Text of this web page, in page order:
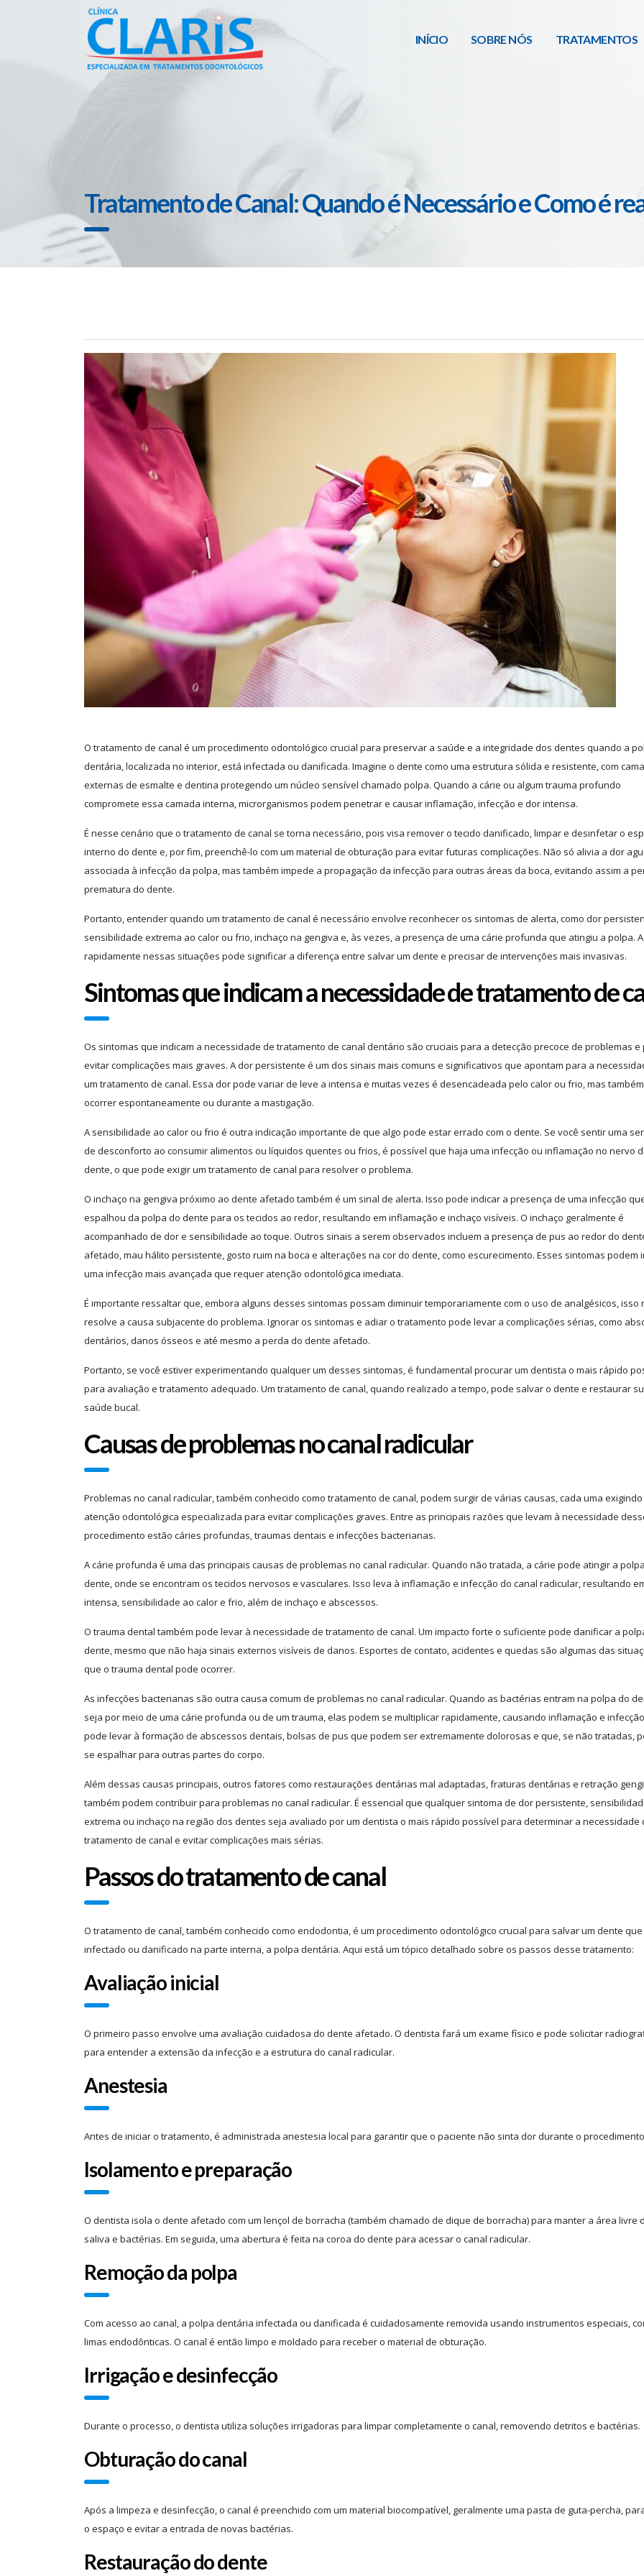
INÍCIO SOBRE NÓS TRATAMENTOS
Tratamento de Canal: Quando é Necessário e Como é
O tratamento de canal é um procedimento odontológico crucial para preservar a saúde e a integridade dos dentes quando a
dentária, localizada no interior, está infectada ou danificada. Imagine o dente como uma estrutura sólida e resistente, com
externas de esmalte e dentina protegendo um núcleo sensível chamado polpa. Quando a cárie ou algum trauma profundo
compromete essa camada interna, microrganismos podem penetrar e causar inflamação, infecção e dor intensa.
É nesse cenário que o tratamento de canal se torna necessário, pois visa remover o tecido danificado, limpar e desinfetar o
interno do dente e, por fim, preenchê-lo com um material de obturação para evitar futuras complicações. Não só alivia a dor
associada à infecção da polpa, mas também impede a propagação da infecção para outras áreas da boca, evitando assim a
prematura do dente.
Portanto, entender quando um tratamento de canal é necessário envolve reconhecer os sintomas de alerta, como dor
sensibilidade extrema ao calor ou frio, inchaço na gengiva e, às vezes, a presença de uma cárie profunda que atingiu a polpa.
rapidamente nessas situações pode significar a diferença entre salvar um dente e precisar de intervenções mais invasivas.
Sintomas que indicam a necessidade de tratamento de
Os sintomas que indicam a necessidade de tratamento de canal dentário são cruciais para a detecção precoce de problemas e
evitar complicações mais graves. A dor persistente é um dos sinais mais comuns e significativos que apontam para a
um tratamento de canal. Essa dor pode variar de leve a intensa e muitas vezes é desencadeada pelo calor ou frio, mas
ocorrer espontaneamente ou durante a mastigação.
A sensibilidade ao calor ou frio é outra indicação importante de que algo pode estar errado com o dente. Se você sentir uma
de desconforto ao consumir alimentos ou líquidos quentes ou frios, é possível que haja uma infecção ou inflamação no nervo
dente, o que pode exigir um tratamento de canal para resolver o problema.
O inchaço na gengiva próximo ao dente afetado também é um sinal de alerta. Isso pode indicar a presença de uma infecção
espalhou da polpa do dente para os tecidos ao redor, resultando em inflamação e inchaço visíveis. O inchaço geralmente é
acompanhado de dor e sensibilidade ao toque. Outros sinais a serem observados incluem a presença de pus ao redor do
afetado, mau hálito persistente, gosto ruim na boca e alterações na cor do dente, como escurecimento. Esses sintomas podem
uma infecção mais avançada que requer atenção odontológica imediata.
É importante ressaltar que, embora alguns desses sintomas possam diminuir temporariamente com o uso de analgésicos, isso
resolve a causa subjacente do problema. Ignorar os sintomas e adiar o tratamento pode levar a complicações sérias, como
dentários, danos ósseos e até mesmo a perda do dente afetado.
Portanto, se você estiver experimentando qualquer um desses sintomas, é fundamental procurar um dentista o mais rápido
para avaliação e tratamento adequado. Um tratamento de canal, quando realizado a tempo, pode salvar o dente e restaurar
saúde bucal.
Causas de problemas no canal radicular
Problemas no canal radicular, também conhecido como tratamento de canal, podem surgir de várias causas, cada uma exigindo
atenção odontológica especializada para evitar complicações graves. Entre as principais razões que levam à necessidade
procedimento estão cáries profundas, traumas dentais e infecções bacterianas.
A cárie profunda é uma das principais causas de problemas no canal radicular. Quando não tratada, a cárie pode atingir a
dente, onde se encontram os tecidos nervosos e vasculares. Isso leva à inflamação e infecção do canal radicular, resultando
intensa, sensibilidade ao calor e frio, além de inchaço e abscessos.
O trauma dental também pode levar à necessidade de tratamento de canal. Um impacto forte o suficiente pode danificar a
dente, mesmo que não haja sinais externos visíveis de danos. Esportes de contato, acidentes e quedas são algumas das
que o trauma dental pode ocorrer.
As infecções bacterianas são outra causa comum de problemas no canal radicular. Quando as bactérias entram na polpa do
seja por meio de uma cárie profunda ou de um trauma, elas podem se multiplicar rapidamente, causando inflamação e
pode levar à formação de abscessos dentais, bolsas de pus que podem ser extremamente dolorosas e que, se não tratadas,
se espalhar para outras partes do corpo.
Além dessas causas principais, outros fatores como restaurações dentárias mal adaptadas, fraturas dentárias e retração
também podem contribuir para problemas no canal radicular. É essencial que qualquer sintoma de dor persistente,
extrema ou inchaço na região dos dentes seja avaliado por um dentista o mais rápido possível para determinar a necessidade
tratamento de canal e evitar complicações mais sérias.
Passos do tratamento de canal
O tratamento de canal, também conhecido como endodontia, é um procedimento odontológico crucial para salvar um dente
infectado ou danificado na parte interna, a polpa dentária. Aqui está um tópico detalhado sobre os passos desse tratamento:
Avaliação inicial
O primeiro passo envolve uma avaliação cuidadosa do dente afetado. O dentista fará um exame físico e pode solicitar
para entender a extensão da infecção e a estrutura do canal radicular.
Anestesia
Antes de iniciar o tratamento, é administrada anestesia local para garantir que o paciente não sinta dor durante o
Isolamento e preparação
O dentista isola o dente afetado com um lençol de borracha (também chamado de dique de borracha) para manter a área livre
saliva e bactérias. Em seguida, uma abertura é feita na coroa do dente para acessar o canal radicular.
Remoção da polpa
Com acesso ao canal, a polpa dentária infectada ou danificada é cuidadosamente removida usando instrumentos especiais,
limas endodônticas. O canal é então limpo e moldado para receber o material de obturação.
Irrigação e desinfecção
Durante o processo, o dentista utiliza soluções irrigadoras para limpar completamente o canal, removendo detritos e bactérias.
Obturação do canal
Após a limpeza e desinfecção, o canal é preenchido com um material biocompatível, geralmente uma pasta de guta-percha,
o espaço e evitar a entrada de novas bactérias.
Restauração do dente